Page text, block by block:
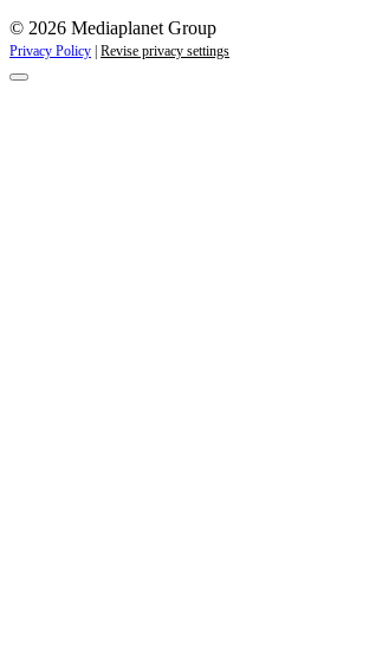
© 2026 Mediaplanet Group
Privacy Policy Revise privacy settings